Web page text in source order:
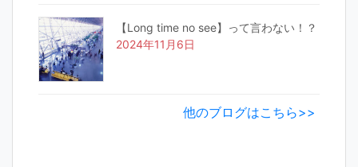
【Long time no see】って言わない！？
2024年11月6日
他のブログはこちら>>